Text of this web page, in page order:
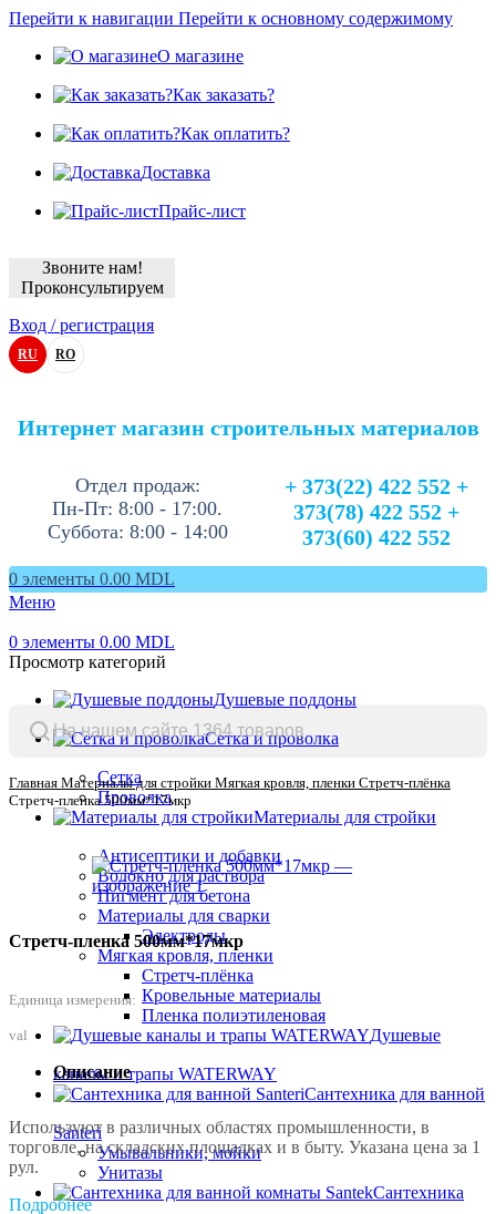
Перейти к навигации Перейти к основному содержимому
О магазине
Как заказать?
Как оплатить?
Доставка
Прайс-лист
Звоните нам!
Проконсультируем
Вход / регистрация
RU RO
Интернет магазин строительных материалов
Отдел продаж:
Пн-Пт: 8:00 - 17:00.
Суббота: 8:00 - 14:00
+ 373(22) 422 552 +
373(78) 422 552 +
373(60) 422 552
0 элементы 0.00 MDL
Меню
0 элементы 0.00 MDL
Просмотр категорий
Душевые поддоны
Сетка и проволка
Сетка
Проволка
Материалы для стройки
Антисептики и добавки
Волокно для раствора
Пигмент для бетона
Материалы для сварки
Электроды
Мягкая кровля, пленки
Стретч-плёнка
Кровельные материалы
Пленка полиэтиленовая
Душевые
каналы и трапы WATERWAY
Сантехника для ванной
Santeri
Умывальники, мойки
Унитазы
Сантехника
Главная Материалы для стройки Мягкая кровля, пленки Стретч-плёнка
Стретч-пленка 500мм*17мкр
Стретч-пленка 500мм*17мкр
Единица измерения:
val
Описание
Используют в различных областях промышленности, в
торговле, на складских площадках и в быту. Указана цена за 1
рул.
Подробнее